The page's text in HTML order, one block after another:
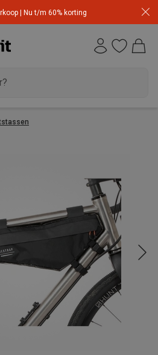
| Nu t/m 60% korting